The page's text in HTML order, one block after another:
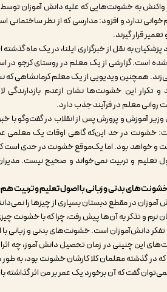
واکنش به خشونت‌هایی که علیه دانش آموزان
ندارد و افزود: مدارسی که از نظر ساختمانی
قرار گیرند.
پزشکیان به نقل از خبرگزاری ایلنا، در یک ماه
است. گزارشی از یک معلم در روستای کرجو در
کتک می‌زند. همچنین ویدیویی از یک معلم
این خشونت‌ها نشان ازعدم بازدارندگی
معلم در فرآیند جذب دارد.
آموزش و پرورش پس از انقلاب در گفت‌وگو با
خشونت در حد این‌که گاهی اوقات یک معلمی
و خواهد بود. اما یک‌موقع خشونت در حدی است که
تعلیم و تربیت نمی‌خواند و صحیح نیست.
بدنی و زبانی با اصول تعلیم و تربیت
در مقطع دبستان بسیاری از چیزها را
نرم و تذکر به آن‌ها پیش رفت، چرا که با خشونت
تفکر دانش‌آموزان است. خشونت‌های بدنی و زبانی
این چنینی در زمان تحصیل دانش آموز، چه
که در گذشته معلمان کلا کارشان خشونت بود، به
گفت که آن برخورد یک عمر بر من اثر گذاشته